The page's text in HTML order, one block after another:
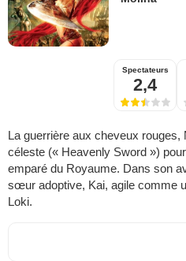
Spectateurs
2,4
La guerrière aux cheveux
céleste (« Heavenly Sword »)
emparé du Royaume. Dans son
sœur adoptive, Kai, agile comme
Loki.